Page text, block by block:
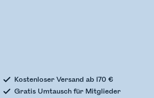
Kostenloser Versand ab 170 €
Gratis Umtausch für Mitglieder